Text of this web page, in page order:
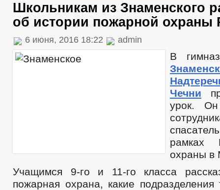
Школьникам из Знаменского
об истории пожарной охраны
6 июня, 2016 18:22 admin
В
Чечни
урок.
рамках
охраны в
Учащимся 9-го и 11-го класса
пожарная охрана, какие подразделения